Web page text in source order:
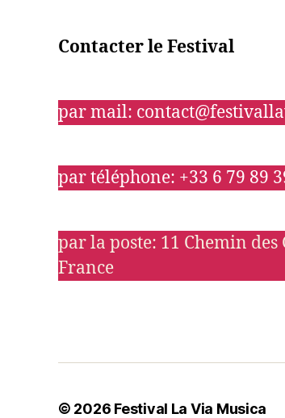
Contacter le Festival
par mail:
par téléphone: +33 6 79 89
par la poste: 11 Chemin
France
© 2026 Festival La Via Musica